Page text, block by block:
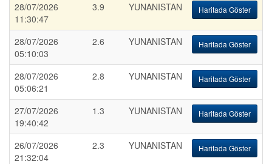
28/07/2026
11:30:47
3.9 YUNANISTAN Haritada Göster
28/07/2026
05:10:03
2.6 YUNANISTAN Haritada Göster
28/07/2026
05:06:21
2.8 YUNANISTAN Haritada Göster
27/07/2026
19:40:42
1.3 YUNANISTAN Haritada Göster
26/07/2026
21:32:04
2.3 YUNANISTAN Haritada Göster